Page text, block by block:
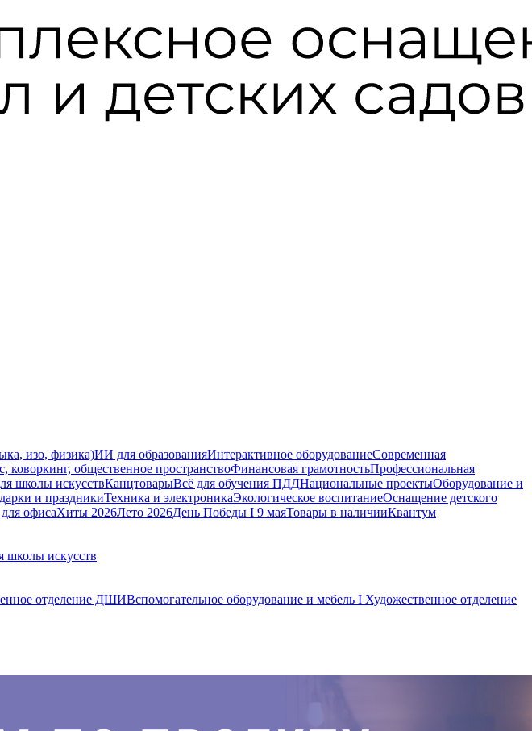
изо, физика)ИИ для образованияИнтерактивное оборудованиеСовременная
коворкинг, общественное пространствоФинансовая грамотностьПрофессиональная
школы искусствКанцтоварыВсё для обучения ПДДНациональные проектыОборудование и
и праздникиТехника и электроникаЭкологическое воспитаниеОснащение детского
офисаХиты 2026Лето 2026День Победы I 9 маяТовары в наличииКвантум
школы искусств
отделение ДШИВспомогательное оборудование и мебель I Художественное отделение